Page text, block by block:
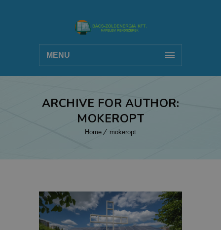
MENU
ARCHIVE FOR AUTHOR:
MOKEROPT
Home mokeropt